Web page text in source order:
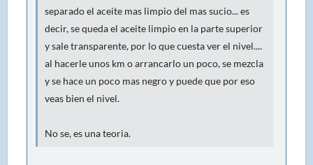
separado el aceite mas limpio del mas sucio... es
decir, se queda el aceite limpio en la parte superior
y sale transparente, por lo que cuesta ver el nivel....
al hacerle unos km o arrancarlo un poco, se mezcla
y se hace un poco mas negro y puede que por eso
veas bien el nivel.
No se, es una teoria.